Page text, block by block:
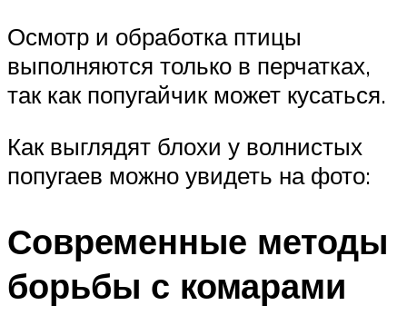
Осмотр и обработка птицы
выполняются только в перчатках,
так как попугайчик может кусаться.
Как выглядят блохи у волнистых
попугаев можно увидеть на фото:
Современные методы
борьбы с комарами